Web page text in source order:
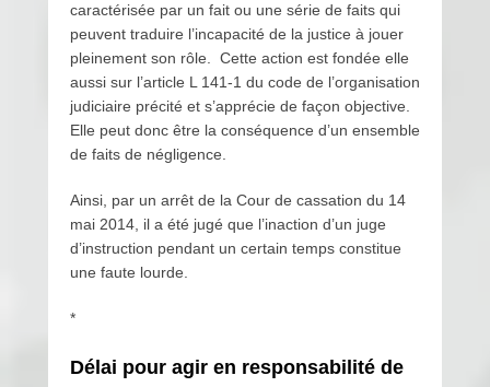
caractérisée par un fait ou une série de faits qui
peuvent traduire l’incapacité de la justice à jouer
pleinement son rôle. Cette action est fondée elle
aussi sur l’article L 141-1 du code de l’organisation
judiciaire précité et s’apprécie de façon objective.
Elle peut donc être la conséquence d’un ensemble
de faits de négligence.
Ainsi, par un arrêt de la Cour de cassation du 14
mai 2014, il a été jugé que l’inaction d’un juge
d’instruction pendant un certain temps constitue
une faute lourde.
*
Délai pour agir en responsabilité de